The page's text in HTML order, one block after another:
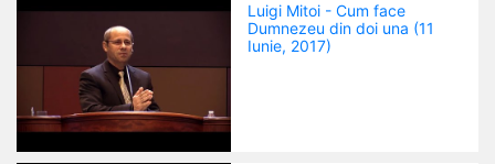
Luigi Mitoi - Cum face
Dumnezeu din doi una (11
Iunie, 2017)